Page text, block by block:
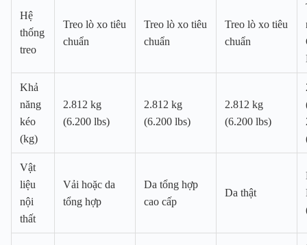
Hệ
thống
treo
Treo lò xo tiêu
chuẩn
Treo lò xo tiêu
chuẩn
Treo lò xo tiêu
chuẩn
Khả
năng
kéo
(kg)
2.812 kg
(6.200 lbs)
2.812 kg
(6.200 lbs)
2.812 kg
(6.200 lbs)
Vật
liệu
nội
thất
Vải hoặc da
tổng hợp
Da tổng hợp
cao cấp
Da thật